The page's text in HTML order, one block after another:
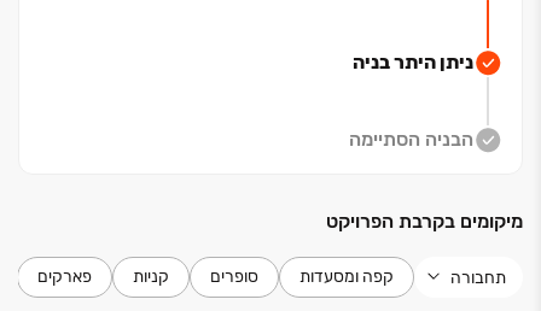
ניתן היתר בניה
הבניה הסתיימה
מיקומים בקרבת הפרויקט
תחבורה קפה ומסעדות סופרים קניות פארקים